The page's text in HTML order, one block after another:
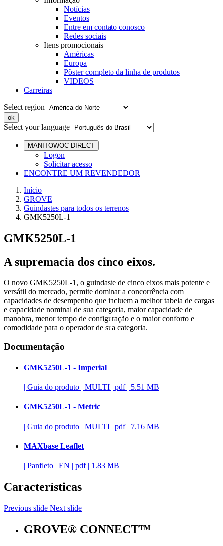
Notícias
Eventos
Entre em contato conosco
Redes sociais
Itens promocionais
Américas
Europa
Pôster completo da linha de produtos
VIDEOS
Carreiras
Select region
Select your language
MANITOWOC DIRECT
Logon
Solicitar acesso
ENCONTRE UM REVENDEDOR
Início
GROVE
Guindastes para todos os terrenos
GMK5250L-1
GMK5250L-1
A supremacia dos cinco eixos.
O novo GMK5250L-1, o guindaste de cinco eixos mais potente e
versátil do mercado, permite dominar a concorrência com
capacidades de desempenho que incluem a melhor tabela de cargas
e capacidade nominal de sua categoria, maior capacidade de
manobra, menor tempo de configuração e o maior conforto e
comodidade para o operador de sua categoria.
Documentação
GMK5250L-1 - Imperial
| Guia do produto | MULTI | pdf | 5.51 MB
GMK5250L-1 - Metric
| Guia do produto | MULTI | pdf | 7.16 MB
MAXbase Leaflet
| Panfleto | EN | pdf | 1.83 MB
Características
Previous slide Next slide
GROVE® CONNECT™